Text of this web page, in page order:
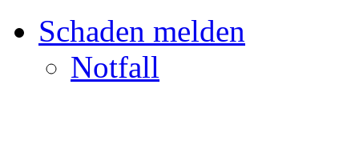
Schaden melden
Notfall